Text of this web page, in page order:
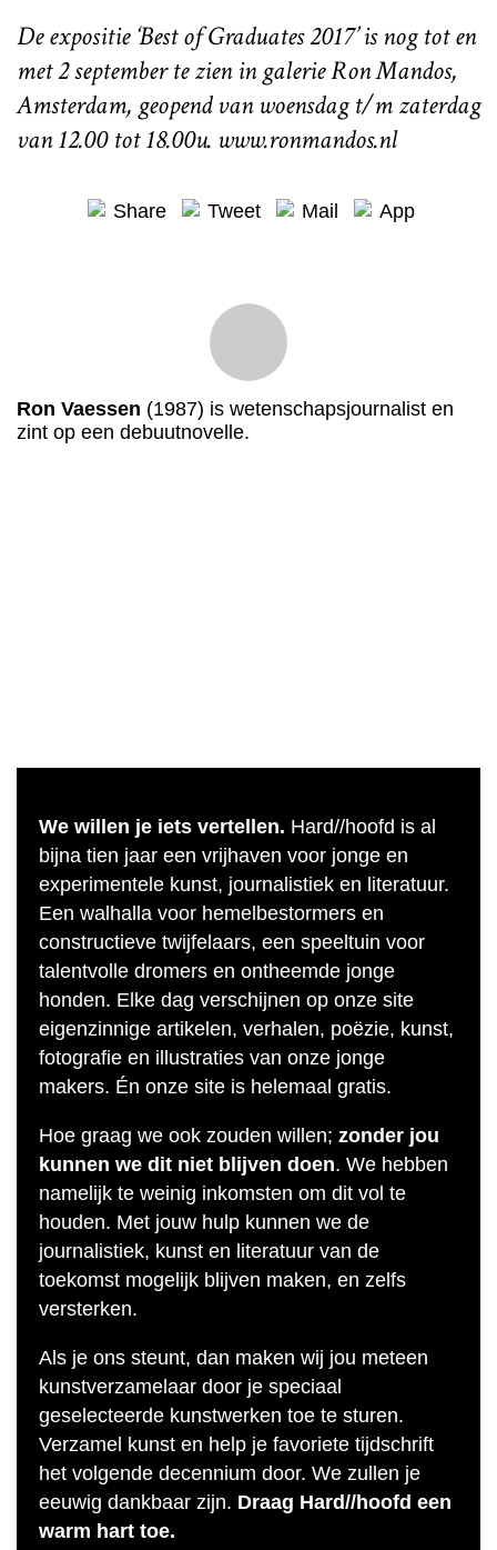
De expositie ‘Best of Graduates 2017’ is nog tot en
met 2 september te zien in galerie Ron Mandos,
Amsterdam, geopend van woensdag t/m zaterdag
van 12.00 tot 18.00u. www.ronmandos.nl
Share Tweet Mail App
Ron Vaessen (1987) is wetenschapsjournalist en
zint op een debuutnovelle.
We willen je iets vertellen. Hard//hoofd is al
bijna tien jaar een vrijhaven voor jonge en
experimentele kunst, journalistiek en literatuur.
Een walhalla voor hemelbestormers en
constructieve twijfelaars, een speeltuin voor
talentvolle dromers en ontheemde jonge
honden. Elke dag verschijnen op onze site
eigenzinnige artikelen, verhalen, poëzie, kunst,
fotografie en illustraties van onze jonge
makers. Én onze site is helemaal gratis.
Hoe graag we ook zouden willen; zonder jou
kunnen we dit niet blijven doen. We hebben
namelijk te weinig inkomsten om dit vol te
houden. Met jouw hulp kunnen we de
journalistiek, kunst en literatuur van de
toekomst mogelijk blijven maken, en zelfs
versterken.
Als je ons steunt, dan maken wij jou meteen
kunstverzamelaar door je speciaal
geselecteerde kunstwerken toe te sturen.
Verzamel kunst en help je favoriete tijdschrift
het volgende decennium door. We zullen je
eeuwig dankbaar zijn. Draag Hard//hoofd een
warm hart toe.